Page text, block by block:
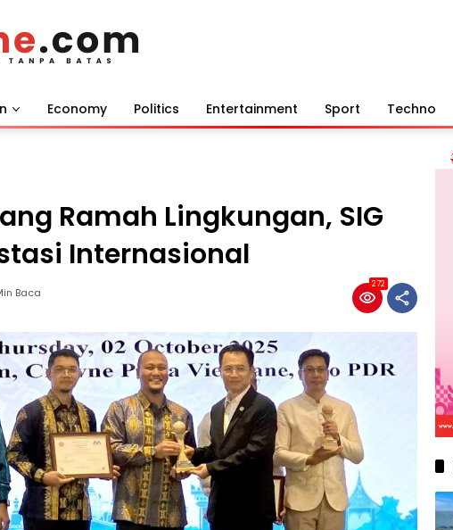
Economy Politics Entertainment Sport Techno
Ramah Lingkungan, SIG
Internasional
Baca
272